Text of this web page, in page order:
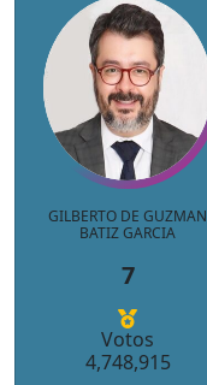
GILBERTO DE GUZMAN
BATIZ GARCIA
7
Votos
4,748,915